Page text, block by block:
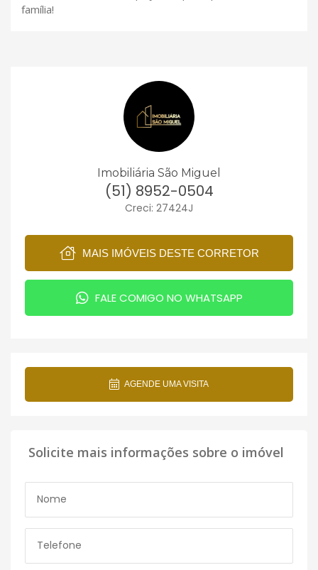
família!
Imobiliária São Miguel
(51) 8952-0504
Creci: 27424J
MAIS IMÓVEIS DESTE CORRETOR
FALE COMIGO NO WHATSAPP
AGENDE UMA VISITA
Solicite mais informações sobre o imóvel